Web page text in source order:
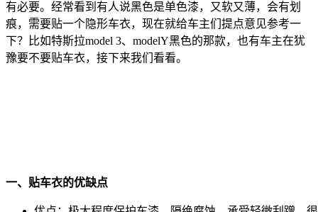
有必要。经常看到有人说黑色是单色漆，又软又薄，会有划
痕，需要贴一个隐形车衣，现在就给车主们提点意见参考一
下？比如特斯拉model 3、modelY黑色的那款，也有车主在犹
豫要不要贴车衣，接下来我们看看。
一、贴车衣的优缺点